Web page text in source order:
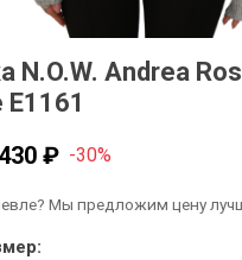
N.O.W. Andrea
₽ -30%
Мы предложим цену